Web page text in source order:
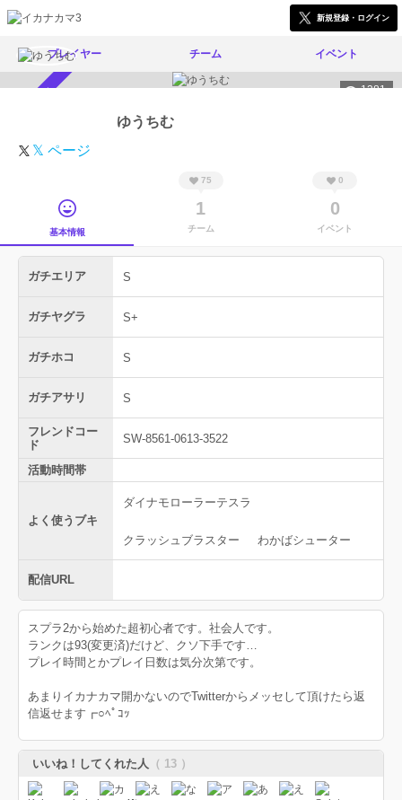
新規登録・ログイン
プレイヤー チーム イベント
1381
ゆうちむ
𝕏 ページ
基本情報
75
1
チーム
0
0
イベント
ガチエリア S
ガチヤグラ S+
ガチホコ S
ガチアサリ S
フレンドコー
ド
SW-8561-0613-3522
活動時間帯
よく使うブキ
ダイナモローラーテスラ
クラッシュブラスター わかばシューター
配信URL
スプラ2から始めた超初心者です。社会人です。
ランクは93(変更済)だけど、クソ下手です…
プレイ時間とかプレイ日数は気分次第です。
あまりイカナカマ開かないのでTwitterからメッセして頂けたら返
信返せます┏○ﾍﾟｺｯ
いいね！してくれた人 （ 13 ）